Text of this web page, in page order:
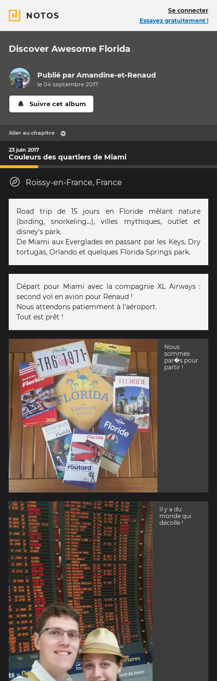
NOTOS
Se connecter
Essayez gratuitement !
Discover Awesome Florida
Publié parAmandine-et-Renaud
le 04 septembre 2017
Suivre cet album
Aller au chapitre
23 juin 2017
Couleurs des quartiers de Miami
Roissy-en-France, France
Road trip de 15 jours en Floride mêlant nature
(birding, snorkeling...), villes mythiques, outlet et
disney's park.
De Miami aux Everglades en passant par les Keys, Dry
tortugas, Orlando et quelques Florida Springs park.
Départ pour Miami avec la compagnie XL Airways :
second vol en avion pour Renaud !
Nous attendons patiemment à l'aéroport.
Tout est prêt !
Nous
sommes
par�s pour
partir !
Il y a du
monde qui
décolle !